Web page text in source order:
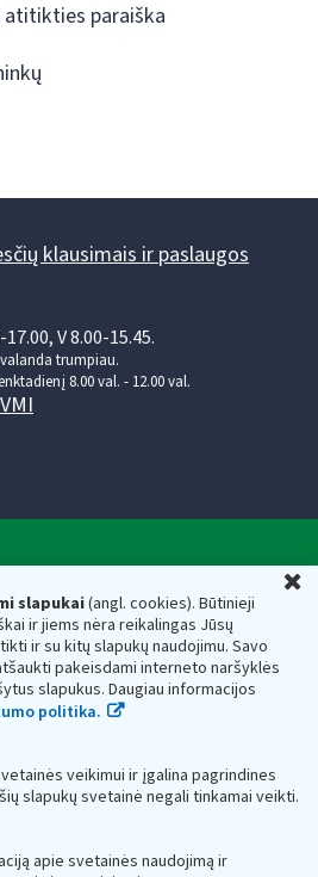
slapukai(angl. cookies). Būtinieji
ir jiems nėra reikalingas Jūsų
ir su kitų slapukų naudojimu. Savo
pakeisdami interneto naršyklės
slapukus. Daugiau informacijos
politika.
veikimui ir įgalina pagrindines
slapukų svetainė negali tinkamai veikti.
apie svetainės naudojimą ir
paraiška
klausimais ir paslaugos
V 8.00-15.45.
trumpiau.
8.00 val. - 12.00 val.
ministerijos
kodas — 188659752,
14, 01107 Vilnius, Lietuva, el.paštas:
adresas 188659752
inspekciją prie Lietuvos
kaupiami ir saugomi Juridinių